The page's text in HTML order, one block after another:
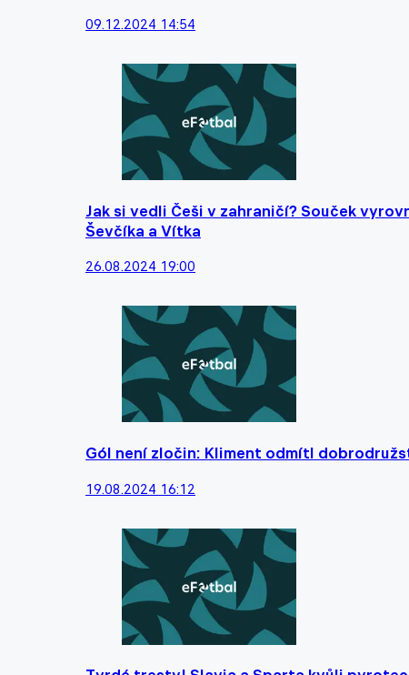
09.12.2024 14:54
Jak si vedli Češi v zahraničí? Souček
Ševčíka a Vítka
26.08.2024 19:00
Gól není zločin: Kliment odmítl
19.08.2024 16:12